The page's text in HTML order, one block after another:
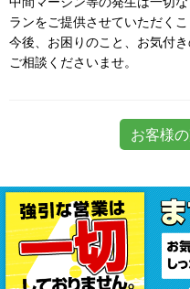
ランをご提供させていただくこ
今後、お困りのこと、お気付
ご相談くださいませ。
お客様